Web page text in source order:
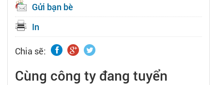
Gửi bạn bè
In
Chia sẽ:
Cùng công ty đang tuyển